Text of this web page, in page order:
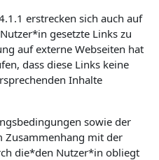
erstrecken sich auch auf
gesetzte Links zu
auf externe Webseiten hat
dass diese Links keine
Inhalte
sowie der
Zusammenhang mit der
die*den Nutzer*in obliegt